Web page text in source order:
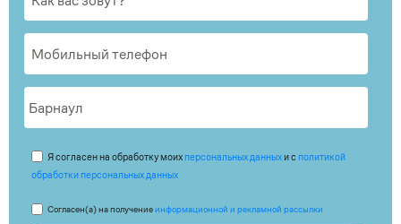
Я согласен на обработку моих персональных данныхи с политикой
обработки персональных данных
Согласен(а) на получениеинформационной и рекламной рассылки